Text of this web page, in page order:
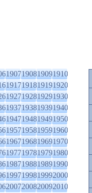
1907190819091910
1917191819191920
1927192819291930
1937193819391940
1947194819491950
1957195819591960
1967196819691970
1977197819791980
1987198819891990
1997199819992000
2007200820092010